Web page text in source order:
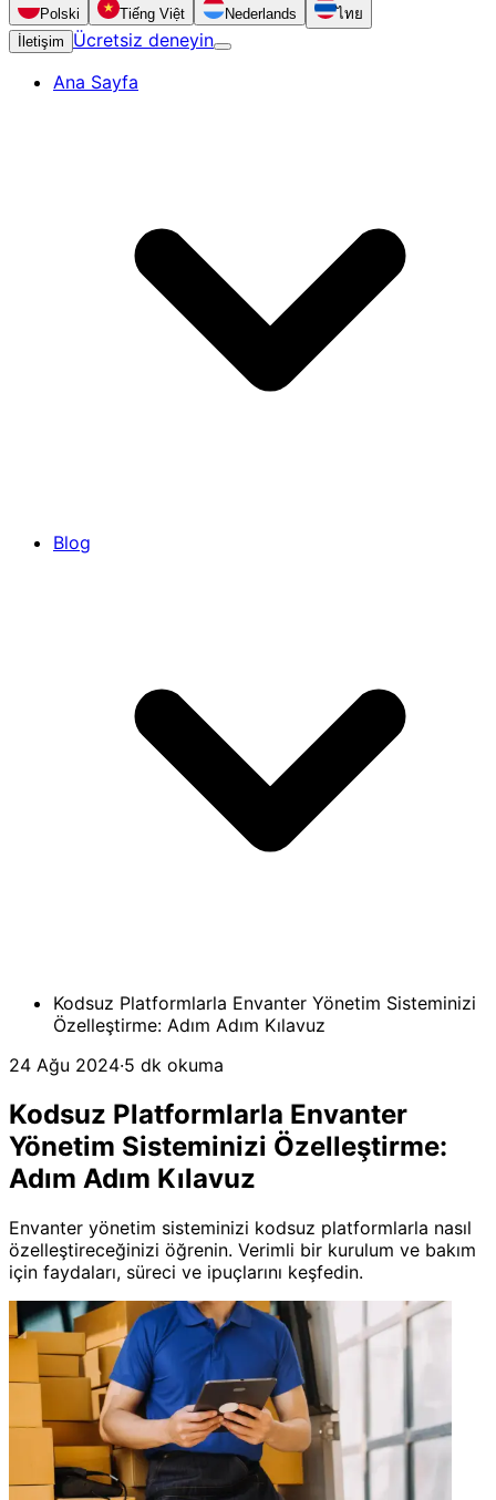
Polski
Tiếng Việt Nederlands
ไทย
İletişim
Ücretsiz deneyin
Ana Sayfa
Blog
Kodsuz Platformlarla Envanter Yönetim Sisteminizi
Özelleştirme: Adım Adım Kılavuz
24 Ağu 2024·5 dk okuma
Kodsuz Platformlarla Envanter
Yönetim Sisteminizi Özelleştirme:
Adım Adım Kılavuz
Envanter yönetim sisteminizi kodsuz platformlarla nasıl
özelleştireceğinizi öğrenin. Verimli bir kurulum ve bakım
için faydaları, süreci ve ipuçlarını keşfedin.